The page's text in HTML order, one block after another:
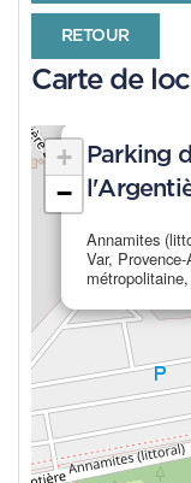
RETOUR
Carte de
Parking
Annamites
Var,
+
−